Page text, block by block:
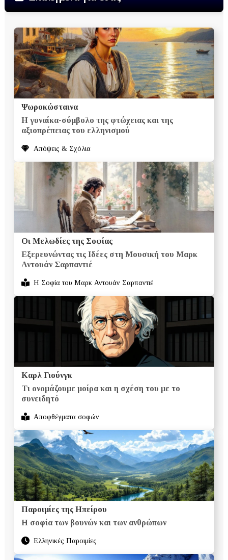
Ψωροκώσταινα
Η γυναίκα-σύμβολο της φτώχειας και της
αξιοπρέπειας του ελληνισμού
Απόψεις & Σχόλια
Οι Μελωδίες της Σοφίας
Εξερευνώντας τις Ιδέες στη Μουσική του Μαρκ
Αντουάν Σαρπαντιέ
H Σοφία του Μαρκ Αντουάν Σαρπαντιέ
Καρλ Γιούνγκ
Τι ονομάζουμε μοίρα και η σχέση του με το
συνειδητό
Αποφθέγματα σοφών
Παροιμίες της Ηπείρου
Η σοφία των βουνών και των ανθρώπων
Ελληνικές Παροιμίες